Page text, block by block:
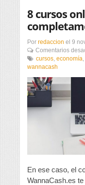
8 cursos
Por redaccion el 9
Comentarios
cursos, economía,
wannacash
En ese caso, el
WannaCash.es